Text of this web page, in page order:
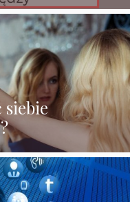
siebie